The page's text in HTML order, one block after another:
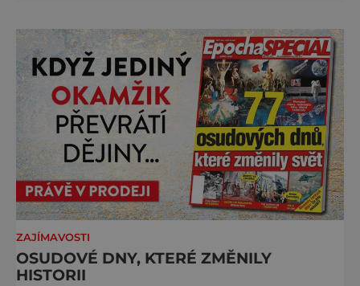
přijíždějí. Nejde o boj proti turistům. Jde o
ochranu krajiny, která už nechce být obětí
vlastního úspě
ZAJÍMAVOSTI
OSUDOVÉ DNY, KTERÉ ZMĚNILY
HISTORII